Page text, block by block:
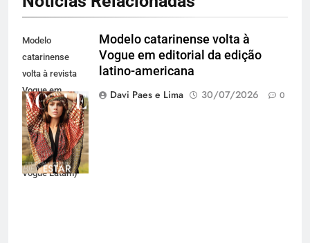
Modelo
catarinense
volta à revista
Vogue em
editorial para a
edição latino-
americana
(Divulgação
Vogue Latam)
Modelo catarinense volta à
Vogue em editorial da edição
latino-americana
Davi Paes e Lima
30/07/2026 0